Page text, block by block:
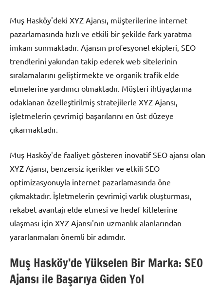
Muş Hasköy'deki XYZ Ajansı, müşterilerine internet
pazarlamasında hızlı ve etkili bir şekilde fark yaratma
imkanı sunmaktadır. Ajansın profesyonel ekipleri, SEO
trendlerini yakından takip ederek web sitelerinin
sıralamalarını geliştirmekte ve organik trafik elde
etmelerine yardımcı olmaktadır. Müşteri ihtiyaçlarına
odaklanan özelleştirilmiş stratejilerle XYZ Ajansı,
işletmelerin çevrimiçi başarılarını en üst düzeye
çıkarmaktadır.
Muş Hasköy'de faaliyet gösteren inovatif SEO ajansı olan
XYZ Ajansı, benzersiz içerikler ve etkili SEO
optimizasyonuyla internet pazarlamasında öne
çıkmaktadır. İşletmelerin çevrimiçi varlık oluşturması,
rekabet avantajı elde etmesi ve hedef kitlelerine
ulaşması için XYZ Ajansı'nın uzmanlık alanlarından
yararlanmaları önemli bir adımdır.
Muş Hasköy’de Yükselen Bir Marka: SEO
Ajansı ile Başarıya Giden Yol